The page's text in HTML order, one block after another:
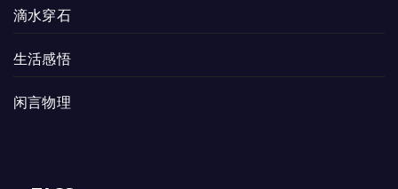
滴水穿石
生活感悟
闲言物理